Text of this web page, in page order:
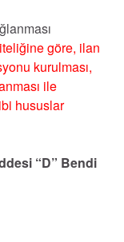
göre, ilan
kurulması,
ile
hususlar
“D” Bendi